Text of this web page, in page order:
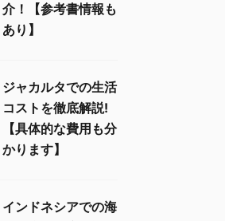
介！【参考書情報も
あり】
ジャカルタでの生活
コストを徹底解説!
【具体的な費用も分
かります】
インドネシアでの海